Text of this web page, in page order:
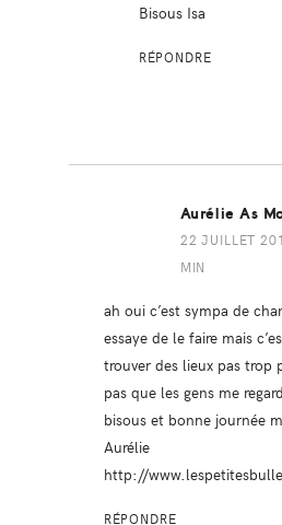
Bisous Isa
RÉPONDRE
Aurélie As
22 JUILLET
MIN
ah oui c’est sympa de
essaye de le faire mais
trouver des lieux pas trop
pas que les gens me
bisous et bonne journée
Aurélie
http://
RÉPONDRE